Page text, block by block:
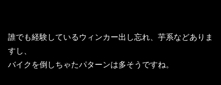
誰でも経験しているウィンカー出し忘れ、芋系などありま
すし、
バイクを倒しちゃたパターンは多そうですね。